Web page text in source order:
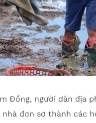
Đồng, người dân địa
nhà đơn sơ thành các